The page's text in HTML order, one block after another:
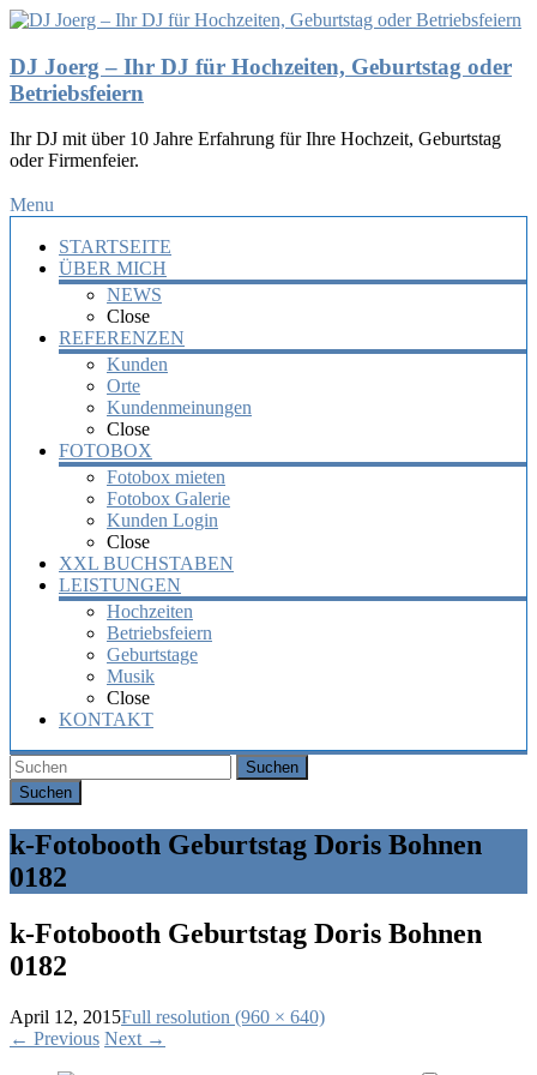
DJ Joerg – Ihr DJ für Hochzeiten, Geburtstag oder
Betriebsfeiern
Ihr DJ mit über 10 Jahre Erfahrung für Ihre Hochzeit, Geburtstag
oder Firmenfeier.
Menu
STARTSEITE
ÜBER MICH
NEWS
Close
REFERENZEN
Kunden
Orte
Kundenmeinungen
Close
FOTOBOX
Fotobox mieten
Fotobox Galerie
Kunden Login
Close
XXL BUCHSTABEN
LEISTUNGEN
Hochzeiten
Betriebsfeiern
Geburtstage
Musik
Close
KONTAKT
Suchen
k-Fotobooth Geburtstag Doris Bohnen
0182
k-Fotobooth Geburtstag Doris Bohnen
0182
April 12, 2015Full resolution (960 × 640)
← Previous Next →